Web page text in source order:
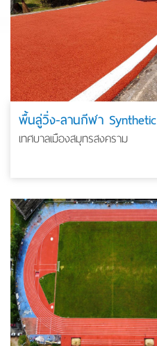
เทศบาลเมืองสมุทรสงคราม